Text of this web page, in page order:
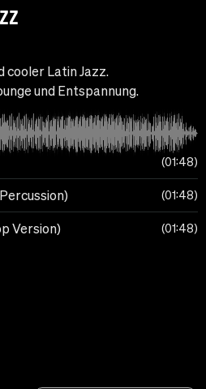
cooler Latin Jazz.
und Entspannung.
01:48
01:48
Version) 01:48